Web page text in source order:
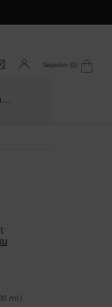
Sepetim 0
0 product in cart
ml.)